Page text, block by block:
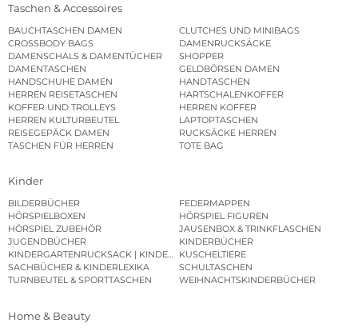
Taschen & Accessoires
BAUCHTASCHEN DAMEN
CLUTCHES UND MINIBAGS
CROSSBODY BAGS
DAMENRUCKSÄCKE
DAMENSCHALS & DAMENTÜCHER
SHOPPER
DAMENTASCHEN
GELDBÖRSEN DAMEN
HANDSCHUHE DAMEN
HANDTASCHEN
HERREN REISETASCHEN
HARTSCHALENKOFFER
KOFFER UND TROLLEYS
HERREN KOFFER
HERREN KULTURBEUTEL
LAPTOPTASCHEN
REISEGEPÄCK DAMEN
RUCKSÄCKE HERREN
TASCHEN FÜR HERREN
TOTE BAG
Kinder
BILDERBÜCHER
FEDERMAPPEN
HÖRSPIELBOXEN
HÖRSPIEL FIGUREN
HÖRSPIEL ZUBEHÖR
JAUSENBOX & TRINKFLASCHEN
JUGENDBÜCHER
KINDERBÜCHER
KINDERGARTENRUCKSACK | KINDERGARTENBEUTEL
KUSCHELTIERE
SACHBÜCHER & KINDERLEXIKA
SCHULTASCHEN
TURNBEUTEL & SPORTTASCHEN
WEIHNACHTSKINDERBÜCHER
Home & Beauty